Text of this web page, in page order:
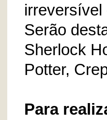
irreversível
Serão
Sherlock
Potter,
Para